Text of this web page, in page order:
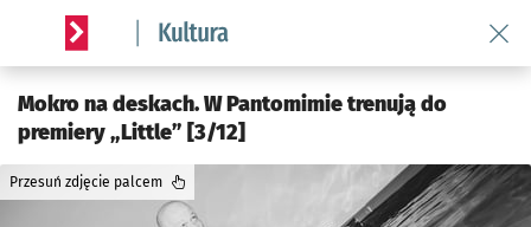
Serwis informacyjny wroclaw.pl podserwis: Kultura
Mokro na deskach. W Pantomimie trenują do
premiery „Little” [3/12]
Przesuń zdjęcie palcem